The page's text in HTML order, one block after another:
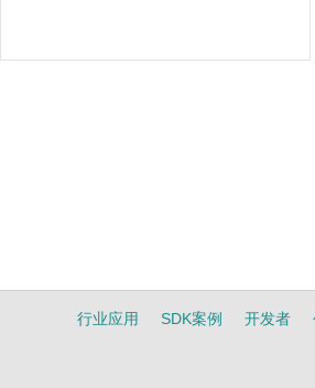
行业应用 SDK案例 开发者